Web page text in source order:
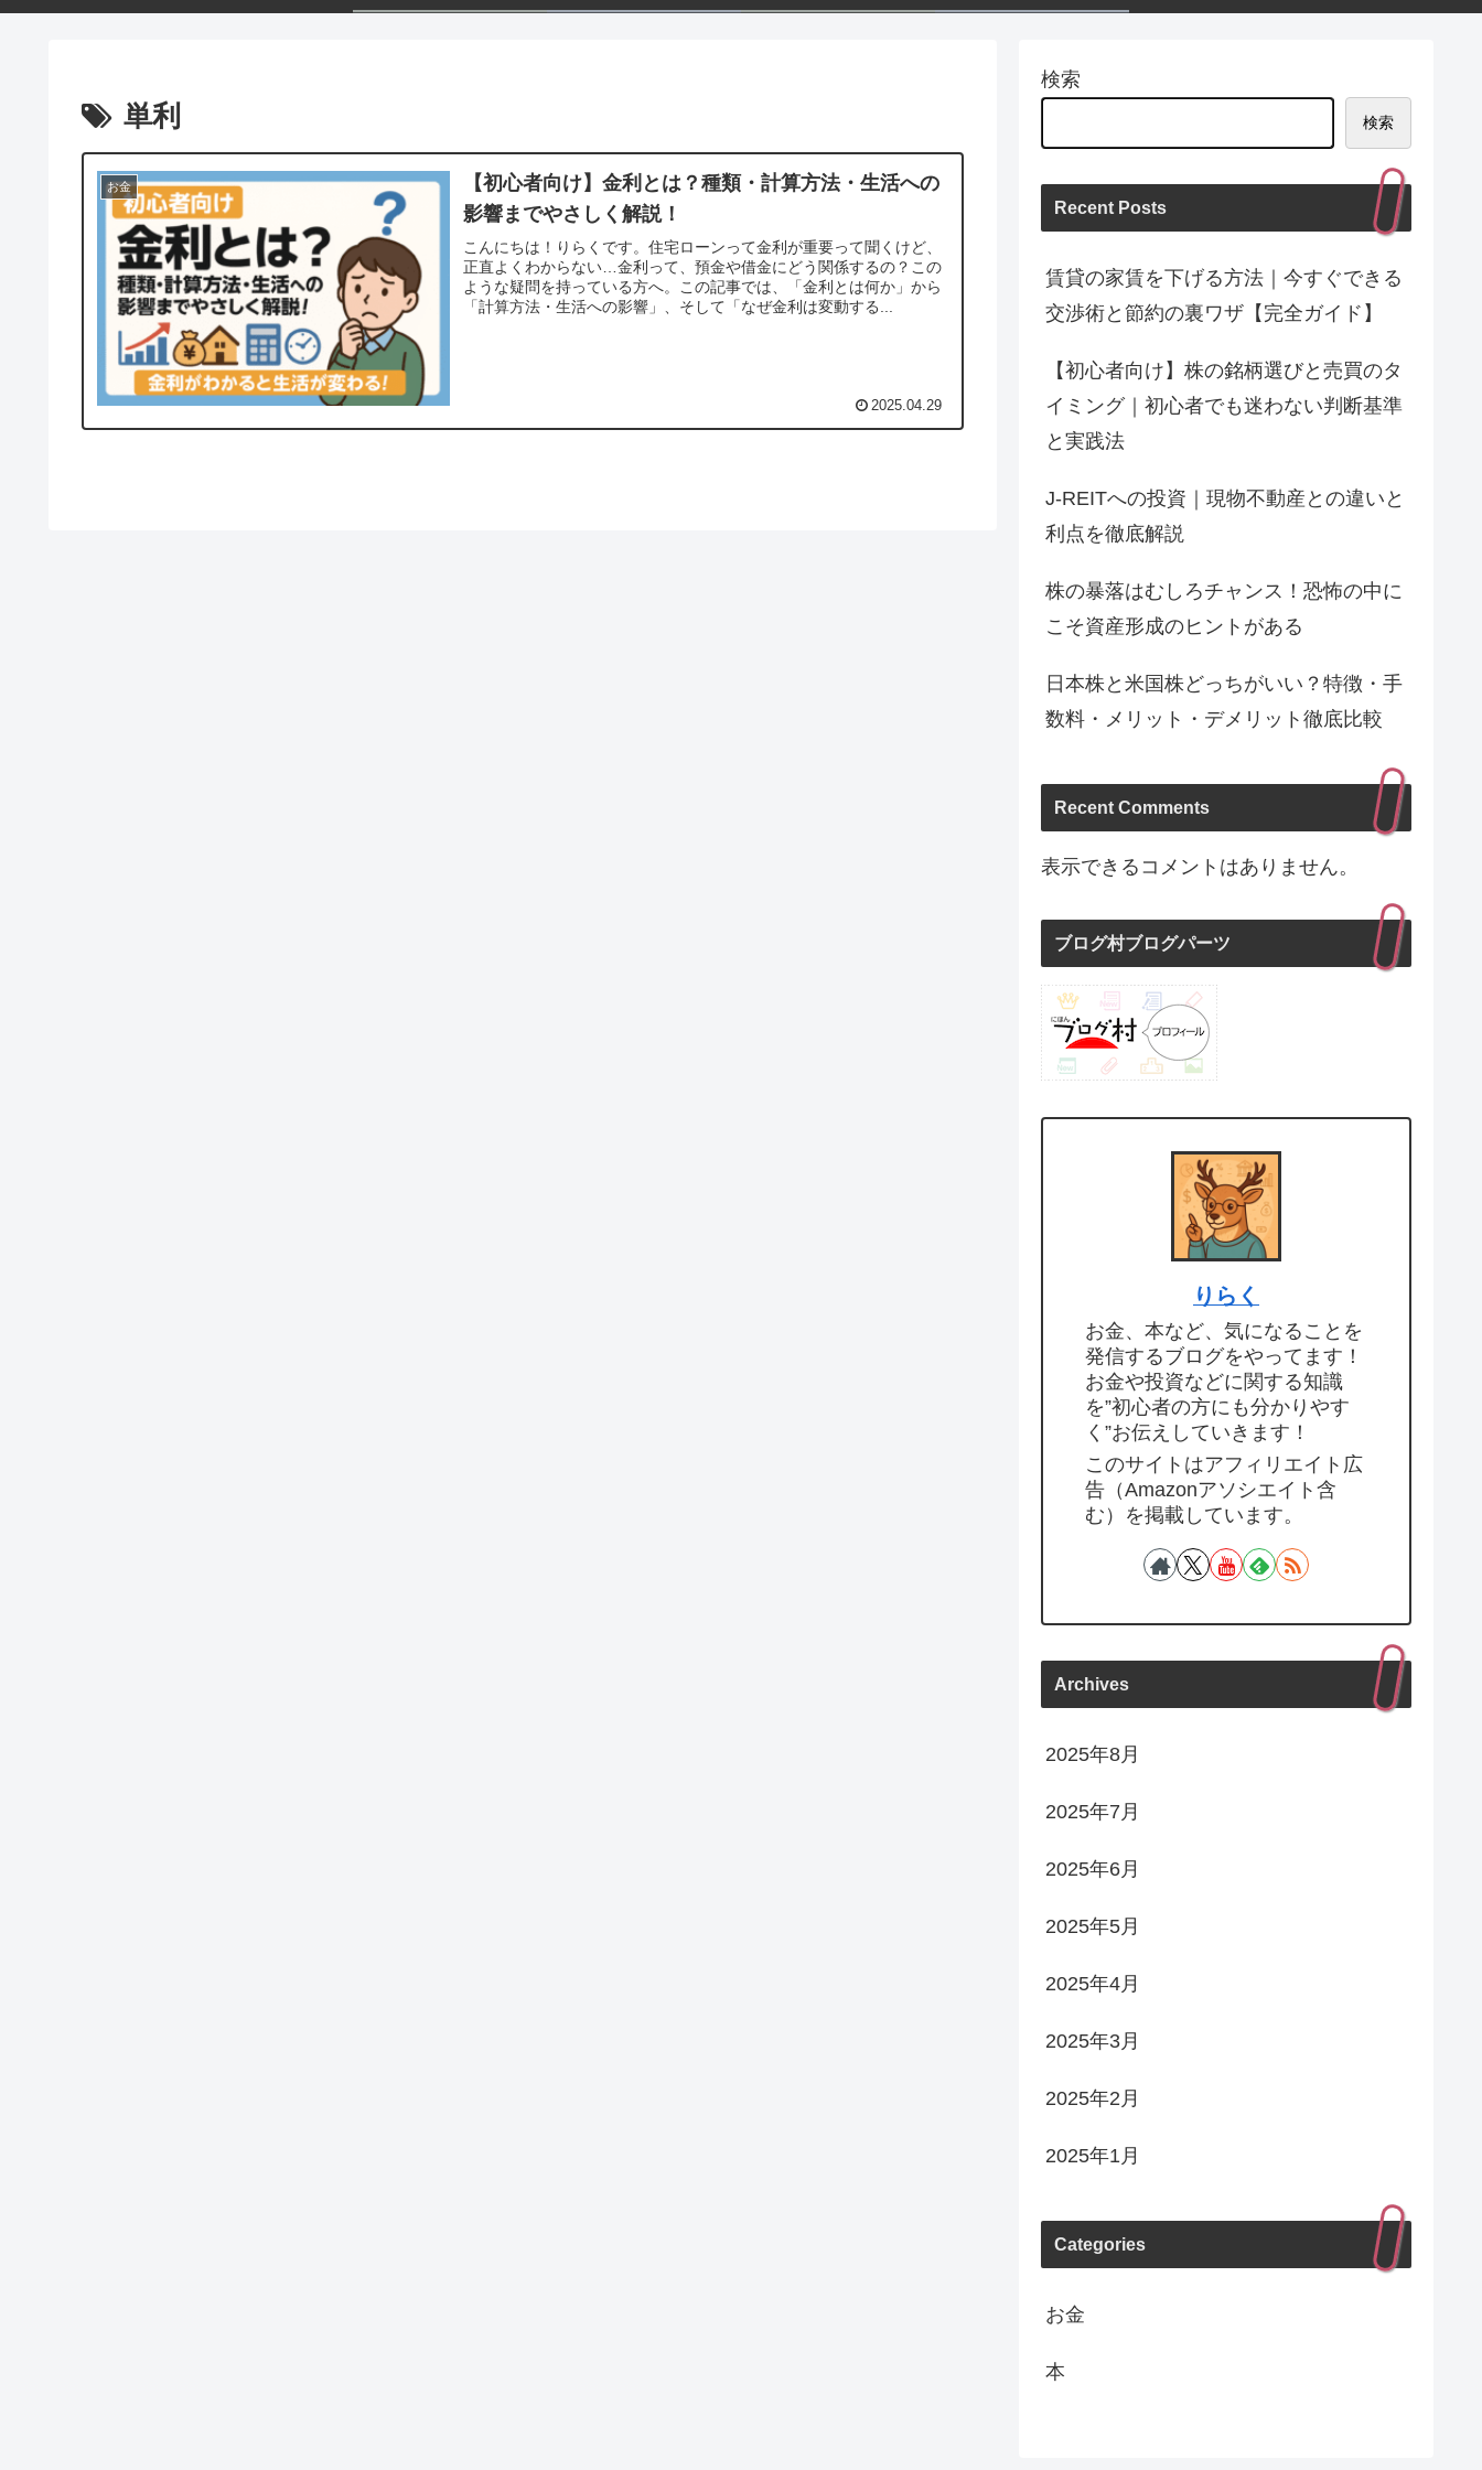
単利
お金
【初心者向け】金利とは？種類・計算方法・生活への
影響までやさしく解説！
こんにちは！りらくです。住宅ローンって金利が重要って聞くけど、
正直よくわからない…金利って、預金や借金にどう関係するの？この
ような疑問を持っている方へ。この記事では、「金利とは何か」から
「計算方法・生活への影響」、そして「なぜ金利は変動する...
2025.04.29
検索
検索
Recent Posts
賃貸の家賃を下げる方法｜今すぐできる
交渉術と節約の裏ワザ【完全ガイド】
【初心者向け】株の銘柄選びと売買のタ
イミング｜初心者でも迷わない判断基準
と実践法
J-REITへの投資｜現物不動産との違いと
利点を徹底解説
株の暴落はむしろチャンス！恐怖の中に
こそ資産形成のヒントがある
日本株と米国株どっちがいい？特徴・手
数料・メリット・デメリット徹底比較
Recent Comments
表示できるコメントはありません。
ブログ村ブログパーツ
りらく
お金、本など、気になることを
発信するブログをやってます！
お金や投資などに関する知識
を”初心者の方にも分かりやす
く”お伝えしていきます！
このサイトはアフィリエイト広
告（Amazonアソシエイト含
む）を掲載しています。
Archives
2025年8月
2025年7月
2025年6月
2025年5月
2025年4月
2025年3月
2025年2月
2025年1月
Categories
お金
本